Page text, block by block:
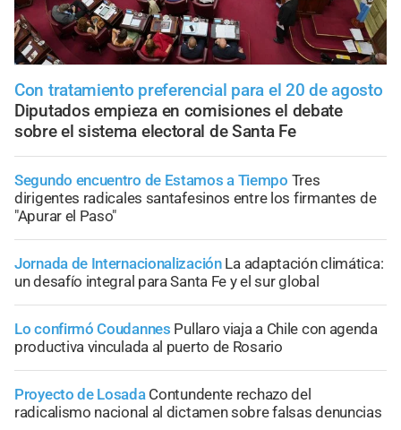
Con tratamiento preferencial para el 20 de agosto
Diputados empieza en comisiones el debate
sobre el sistema electoral de Santa Fe
Segundo encuentro de Estamos a Tiempo Tres
dirigentes radicales santafesinos entre los firmantes de
"Apurar el Paso"
Jornada de Internacionalización La adaptación climática:
un desafío integral para Santa Fe y el sur global
Lo confirmó Coudannes Pullaro viaja a Chile con agenda
productiva vinculada al puerto de Rosario
Proyecto de Losada Contundente rechazo del
radicalismo nacional al dictamen sobre falsas denuncias